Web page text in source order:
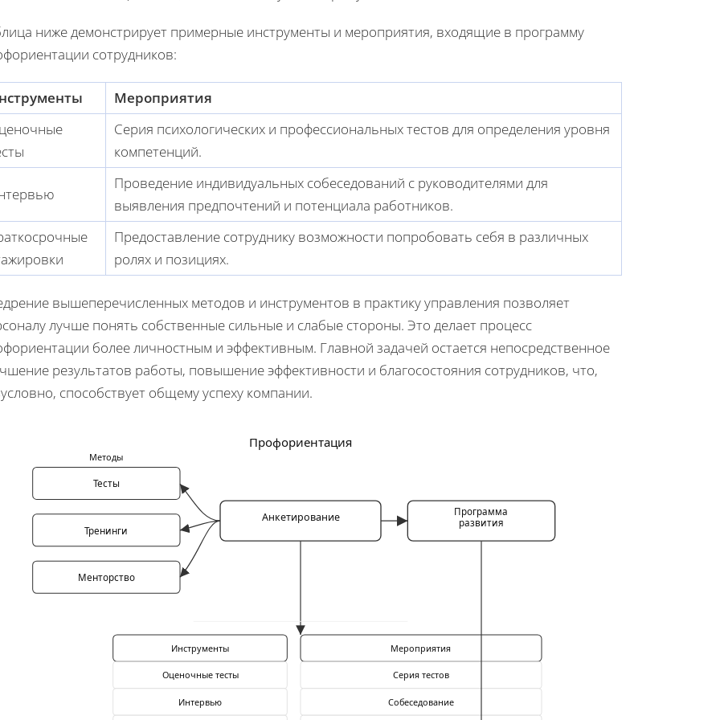
ниже демонстрирует примерные инструменты и мероприятия, входящие в программу
сотрудников:
Мероприятия
Серия психологических и профессиональных тестов для определения уровня
компетенций.
Проведение индивидуальных собеседований с руководителями для
выявления предпочтений и потенциала работников.
Предоставление сотруднику возможности попробовать себя в различных
ролях и позициях.
вышеперечисленных методов и инструментов в практику управления позволяет
лучше понять собственные сильные и слабые стороны. Это делает процесс
более личностным и эффективным. Главной задачей остается непосредственное
результатов работы, повышение эффективности и благосостояния сотрудников, что,
способствует общему успеху компании.
Профориентация
Методы
Тесты
Тренинги
Менторство
Анкетирование
Программа
развития
Инструменты Мероприятия
Оценочные тесты Серия тестов
Интервью Собеседование